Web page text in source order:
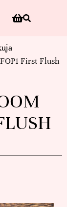
First Flush